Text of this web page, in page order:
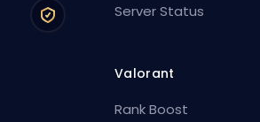
Server Status
Valorant
Rank Boost